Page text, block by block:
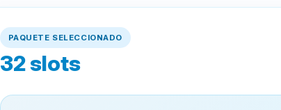
PAQUETE SELECCIONADO
32slots